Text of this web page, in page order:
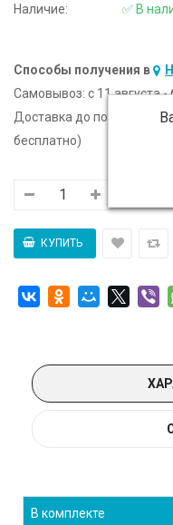
Наличие:
✅ В
Способы получения в
Самовывоз: c 11 августа -
Доставка до подъезда:
c
бесплатно)
В комплекте